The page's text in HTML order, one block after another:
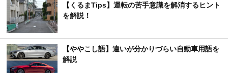
【くるまTips】運転の苦手意識を解消するヒント
を解説！
【ややこし語】違いが分かりづらい自動車用語を
解説